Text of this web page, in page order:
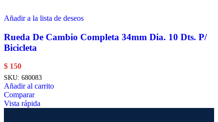
Añadir a la lista de deseos
Rueda De Cambio Completa 34mm Dia. 10 Dts. P/
Bicicleta
$ 150
SKU: 680083
Añadir al carrito
Comparar
Vista rápida